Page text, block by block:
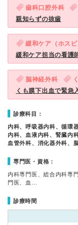
歯科口腔外科
親知らずの抜歯
緩和ケア（ホスピ
緩和ケア担当の看護
脳神経外科
くも膜下出血で緊急
診療科目：
内科、呼吸器内科、循環
内科、血液内科、腎臓内
血管外科、消化器外科、
専門医・資格：
内科専門医、総合内科専
門医、血…
診療時間